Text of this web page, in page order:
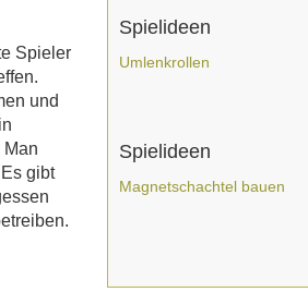
Spieler
und
Man
gibt
Spielideen
Umlenkrollen
Spielideen
Magnetschachtel bauen